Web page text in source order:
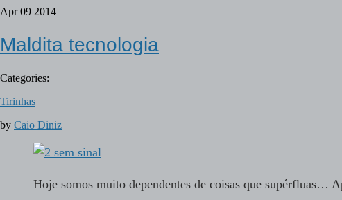
Apr 09 2014
Maldita tecnologia
Categories:
Tirinhas
by Caio Diniz
Hoje somos muito dependentes de coisas que supérfluas…